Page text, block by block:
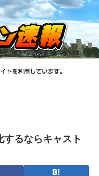
るならキャスト